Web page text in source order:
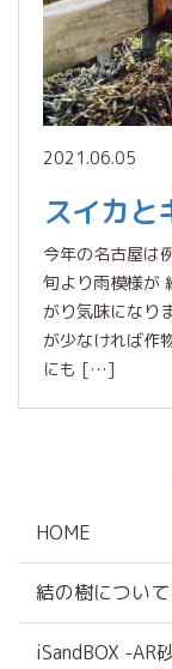
2021.06.05
スイカと
今年の名古屋は
旬より雨模様が
がり気味になり
が少なければ作
にも […]
HOME
結の樹について
iSandBOX -AR